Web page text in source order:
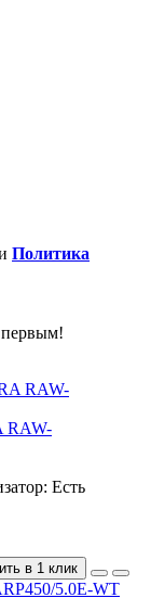
Политика
первым!
RAW-
Есть
в 1 клик